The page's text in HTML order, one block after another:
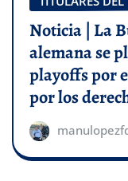
Noticia | La
alemana se
playoffs por
por los